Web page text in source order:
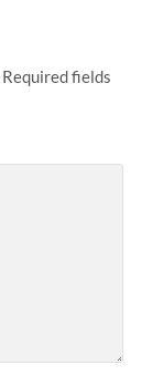
Required fields